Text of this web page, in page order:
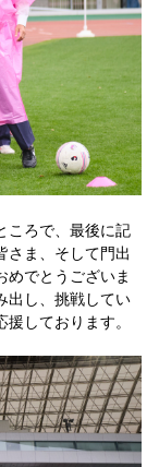
ころで、最後に記
さま、そして門出
めでとうございま
出し、挑戦してい
しております。